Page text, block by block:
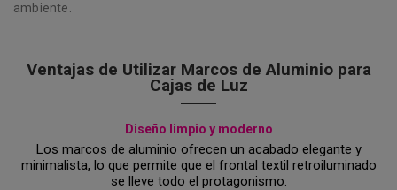
ambiente.
Ventajas de Utilizar Marcos de Aluminio para
Cajas de Luz
Diseño limpio y moderno
Los marcos de aluminio ofrecen un acabado elegante y
minimalista, lo que permite que el frontal textil retroiluminado
se lleve todo el protagonismo.